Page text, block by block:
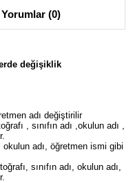
Yorumlar (0)
değişiklik
adı değiştirilir
, sınıfın adı ,okulun adı ,
okulun adı, öğretmen ismi gibi
sınıfın adı, okulun adı,